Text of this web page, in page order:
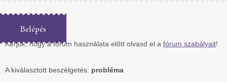
Belépés
Fórum
Kérjük, hogy a fórum használata előtt olvasd el a fórum szabályait!
A kiválasztott beszélgetés: probléma